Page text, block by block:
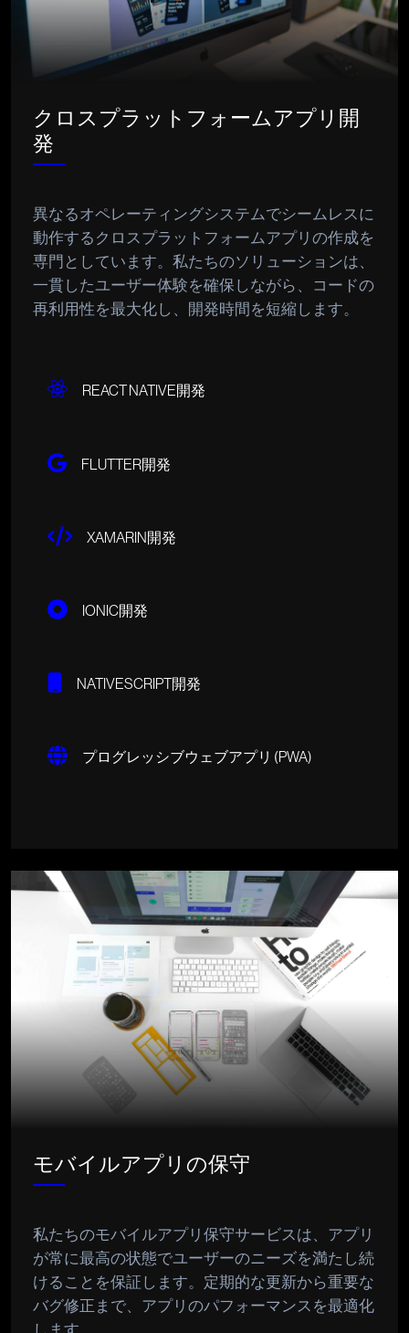
クロスプラットフォームアプリ開
発
異なるオペレーティングシステムでシームレスに
動作するクロスプラットフォームアプリの作成を
専門としています。私たちのソリューションは、
一貫したユーザー体験を確保しながら、コードの
再利用性を最大化し、開発時間を短縮します。
REACT NATIVE開発
FLUTTER開発
XAMARIN開発
IONIC開発
NATIVESCRIPT開発
プログレッシブウェブアプリ (PWA)
モバイルアプリの保守
私たちのモバイルアプリ保守サービスは、アプリ
が常に最高の状態でユーザーのニーズを満たし続
けることを保証します。定期的な更新から重要な
バグ修正まで、アプリのパフォーマンスを最適化
します。